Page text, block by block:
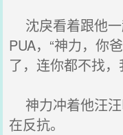
沈戾看着跟他
PUA，“神力，你
了，连你都不找
神力冲着他汪
在反抗。